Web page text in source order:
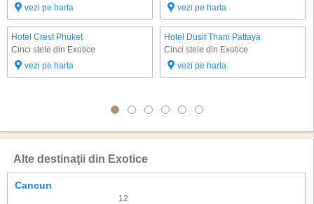
vezi pe harta
vezi pe harta
Hotel Crest Phuket
Cinci stele din Exotice
vezi pe harta
Hotel Dusit Thani Pattaya
Cinci stele din Exotice
vezi pe harta
Alte destinaţii din Exotice
Cancun
12